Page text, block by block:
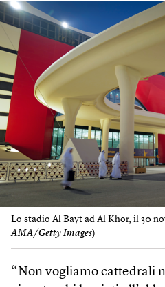
Lo stadio Al Bayt ad Al Khor, il 30
AMA/Getty Images)
“Non vogliamo cattedrali